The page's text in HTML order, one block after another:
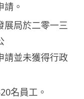
。
展局於二零一三
請並未獲得行政
名員工。